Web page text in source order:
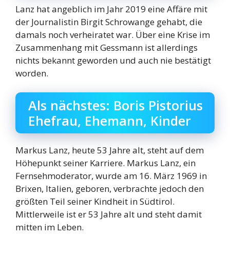
Lanz hat angeblich im Jahr 2019 eine Affäre mit
der Journalistin Birgit Schrowange gehabt, die
damals noch verheiratet war. Über eine Krise im
Zusammenhang mit Gessmann ist allerdings
nichts bekannt geworden und auch nie bestätigt
worden.
Als nächstes: Boris Pistorius
Ehefrau, Ehemann, Kinder
Markus Lanz, heute 53 Jahre alt, steht auf dem
Höhepunkt seiner Karriere. Markus Lanz, ein
Fernsehmoderator, wurde am 16. März 1969 in
Brixen, Italien, geboren, verbrachte jedoch den
größten Teil seiner Kindheit in Südtirol.
Mittlerweile ist er 53 Jahre alt und steht damit
mitten im Leben.